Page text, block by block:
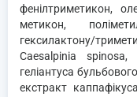
фенілтриметикон,
метикон,
гексилактону/
Caesalpinia spinosa,
геліантуса
екстракт